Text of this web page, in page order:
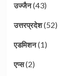
उज्जैन(43)
उत्तरप्रदेश(52)
एडमिशन(1)
एप्स(2)